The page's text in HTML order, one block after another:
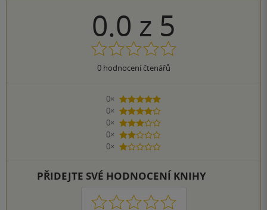
0.0 z 5
0hodnocení čtenářů
0×
5 hvězdiček
0×
4 hvězdičky
0×
3 hvězdičky
0×
2 hvězdičky
0×
1 hvezdička
PŘIDEJTE SVÉ HODNOCENÍ KNIHY
1 2 3 4 5